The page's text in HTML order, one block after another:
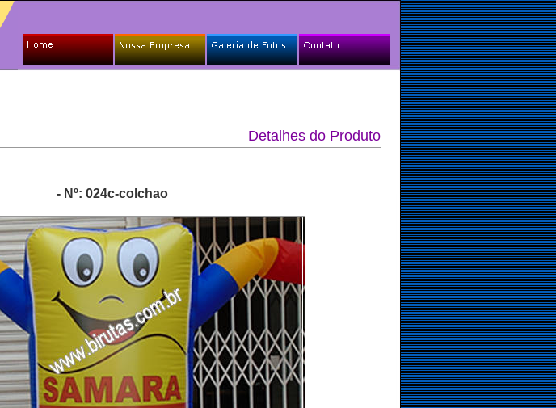
Detalhes do Produto
- Nº: 024c-colchao